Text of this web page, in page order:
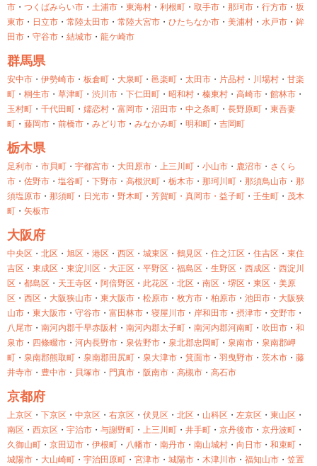
市 ・ つくばみらい市 ・ 土浦市 ・ 東海村 ・ 利根町 ・ 取手市 ・ 那珂市 ・ 行方市 ・ 坂
東市 ・ 日立市 ・ 常陸太田市 ・ 常陸大宮市 ・ ひたちなか市 ・ 美浦村 ・ 水戸市 ・ 鉾
田市 ・ 守谷市 ・ 結城市 ・ 龍ケ崎市
群馬県
安中市 ・ 伊勢崎市 ・ 板倉町 ・ 大泉町 ・ 邑楽町 ・ 太田市 ・ 片品村 ・ 川場村 ・ 甘楽
町 ・ 桐生市 ・ 草津町 ・ 渋川市 ・ 下仁田町 ・ 昭和村 ・ 榛東村 ・ 高崎市 ・ 館林市 ・
玉村町 ・ 千代田町 ・ 嬬恋村 ・ 富岡市 ・ 沼田市 ・ 中之条町 ・ 長野原町 ・ 東吾妻
町 ・ 藤岡市 ・ 前橋市 ・ みどり市 ・ みなかみ町 ・ 明和町 ・ 吉岡町
栃木県
足利市 ・ 市貝町 ・ 宇都宮市 ・ 大田原市 ・ 上三川町 ・ 小山市 ・ 鹿沼市 ・ さくら
市 ・ 佐野市 ・ 塩谷町 ・ 下野市 ・ 高根沢町 ・ 栃木市 ・ 那珂川町 ・ 那須鳥山市 ・ 那
須塩原市 ・ 那須町 ・ 日光市 ・ 野木町 ・ 芳賀町・ 真岡市・ 益子町 ・ 壬生町 ・ 茂木
町 ・ 矢板市
大阪府
中央区 ・ 北区 ・ 旭区 ・ 港区 ・ 西区 ・ 城東区 ・ 鶴見区 ・ 住之江区 ・ 住吉区 ・ 東住
吉区 ・ 東成区 ・ 東淀川区 ・ 大正区 ・ 平野区 ・ 福島区 ・ 生野区 ・ 西成区 ・ 西淀川
区 ・ 都島区 ・ 天王寺区 ・ 阿倍野区 ・ 此花区 ・ 北区 ・ 南区 ・ 堺区 ・ 東区 ・ 美原
区 ・ 西区 ・ 大阪狭山市 ・ 東大阪市 ・ 松原市 ・ 枚方市 ・ 柏原市 ・ 池田市 ・ 大阪狭
山市 ・ 東大阪市 ・ 守谷市 ・ 富田林市 ・ 寝屋川市 ・ 岸和田市 ・ 摂津市 ・ 交野市 ・
八尾市 ・ 南河内郡千早赤阪村 ・ 南河内郡太子町 ・ 南河内郡河南町 ・ 吹田市 ・ 和
泉市 ・ 四條畷市 ・ 河内長野市 ・ 泉佐野市 ・ 泉北郡忠岡町 ・ 泉南市 ・ 泉南郡岬
町 ・ 泉南郡熊取町 ・ 泉南郡田尻町 ・ 泉大津市 ・ 箕面市 ・ 羽曳野市 ・ 茨木市 ・ 藤
井寺市 ・ 豊中市 ・ 貝塚市 ・ 門真市 ・ 阪南市 ・ 高槻市 ・ 高石市
京都府
上京区 ・ 下京区 ・ 中京区 ・ 右京区 ・ 伏見区 ・ 北区 ・ 山科区 ・ 左京区 ・ 東山区 ・
南区 ・ 西京区 ・ 宇治市 ・ 与謝野町 ・ 上三川町 ・ 井手町 ・ 京丹後市 ・ 京丹波町 ・
久御山町 ・ 京田辺市 ・ 伊根町 ・ 八幡市 ・ 南丹市 ・ 南山城村 ・ 向日市 ・ 和束町 ・
城陽市 ・ 大山崎町 ・ 宇治田原町 ・ 宮津市 ・ 城陽市 ・ 木津川市 ・ 福知山市 ・ 笠置